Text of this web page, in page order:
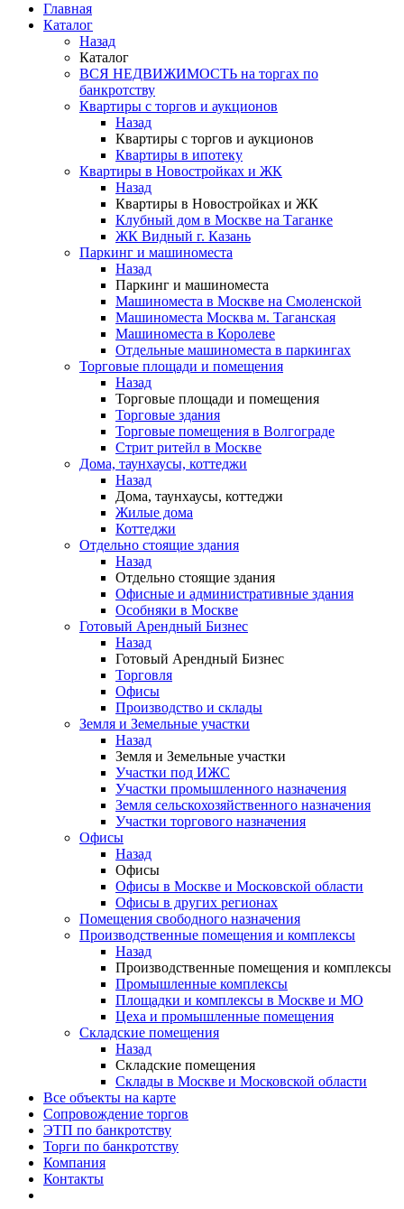
Главная
Каталог
Назад
Каталог
ВСЯ НЕДВИЖИМОСТЬ на торгах по
банкротству
Квартиры с торгов и аукционов
Назад
Квартиры с торгов и аукционов
Квартиры в ипотеку
Квартиры в Новостройках и ЖК
Назад
Квартиры в Новостройках и ЖК
Клубный дом в Москве на Таганке
ЖК Видный г. Казань
Паркинг и машиноместа
Назад
Паркинг и машиноместа
Машиноместа в Москве на Смоленской
Машиноместа Москва м. Таганская
Машиноместа в Королеве
Отдельные машиноместа в паркингах
Торговые площади и помещения
Назад
Торговые площади и помещения
Торговые здания
Торговые помещения в Волгограде
Стрит ритейл в Москве
Дома, таунхаусы, коттеджи
Назад
Дома, таунхаусы, коттеджи
Жилые дома
Коттеджи
Отдельно стоящие здания
Назад
Отдельно стоящие здания
Офисные и административные здания
Особняки в Москве
Готовый Арендный Бизнес
Назад
Готовый Арендный Бизнес
Торговля
Офисы
Производство и склады
Земля и Земельные участки
Назад
Земля и Земельные участки
Участки под ИЖС
Участки промышленного назначения
Земля сельскохозяйственного назначения
Участки торгового назначения
Офисы
Назад
Офисы
Офисы в Москве и Московской области
Офисы в других регионах
Помещения свободного назначения
Производственные помещения и комплексы
Назад
Производственные помещения и комплексы
Промышленные комплексы
Площадки и комплексы в Москве и МО
Цеха и промышленные помещения
Складские помещения
Назад
Складские помещения
Склады в Москве и Московской области
Все объекты на карте
Сопровождение торгов
ЭТП по банкротству
Торги по банкротству
Компания
Контакты